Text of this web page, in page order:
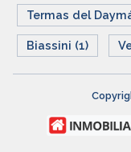
Termas del
Biassini (1)